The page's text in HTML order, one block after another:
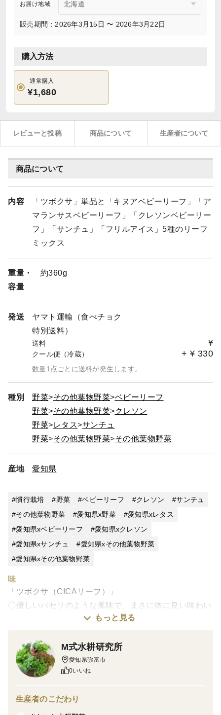
お届け地域
販売期間：2026年3月15日 〜 2026年3月22日
購入方法
通常購入
¥1,680
レビューと投稿 商品について 生産者について
商品について
内容
「ツボクサ」単品と「キヌアベビーリーフ」「ア
マランサスベビーリーフ」「クレソンベビーリー
フ」「サンチュ」「フリルアイス」5種のリーフ
ミックス
重量・
容量
約360g
発送
ヤマト運輸（食べチョク
特別送料）
送料 ¥
クール便（冷蔵） + ¥ 330
数量1点ごとに送料が発生します。
種別 野菜 その他葉物野菜 ベビーリーフ
野菜
その他葉物野菜
クレソン
野菜
レタス
サンチュ
野菜
その他葉物野菜 その他葉物野菜
産地 愛知県
慣行栽培 野菜 ベビーリーフ クレソン
サンチュ
その他葉物野菜
愛知県x野菜
愛知県xレタス
愛知県xベビーリーフ
愛知県xクレソン
愛知県xサンチュ
愛知県xその他葉物野菜
愛知県xその他葉物野菜
味
「ツボクサ（CICAリーフ）」
〇優しいパセリのような風味で、まさに体に良い味わい
〇多色彩・多形状！彩り・食感豊かなミックスリーフ
栽培・生産のこだわり
〇新開発の水耕栽培で全品【栽培期間中農薬不使用】
「ツボクサ（CICAリーフ）」
もっと見る
M式水耕研究所
愛知県弥富市
0いいね
生産者のこだわり